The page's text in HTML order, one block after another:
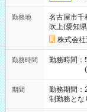
勤務地
名古屋市千
吹上(愛知
株式会
勤務時間
勤務時間：
(1)5：
(2)6：00
(3)6：
30～20
1時間）
期間
勤務期間
制勤務とな